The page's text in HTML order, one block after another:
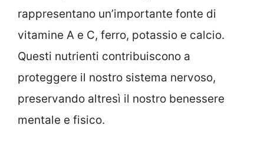
rappresentano un’importante fonte di
vitamine A e C, ferro, potassio e calcio.
Questi nutrienti contribuiscono a
proteggere il nostro sistema nervoso,
preservando altresì il nostro benessere
mentale e fisico.